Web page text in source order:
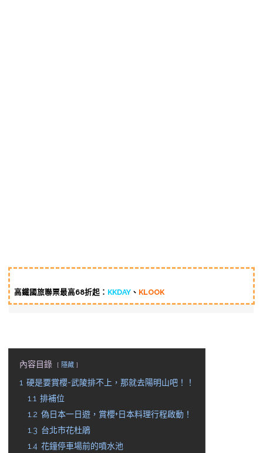
高鐵國旅聯票最高68折起： KKDAY 、 KLOOK
內容目錄 隱藏
1 硬是要賞櫻-武陵排不上，那就去陽明山吧！！
1.1 排補位
1.2 偽日本一日遊，賞櫻+日本料理行程啟動！
1.3 台北市花杜鵑
1.4 花鐘停車場前的噴水池